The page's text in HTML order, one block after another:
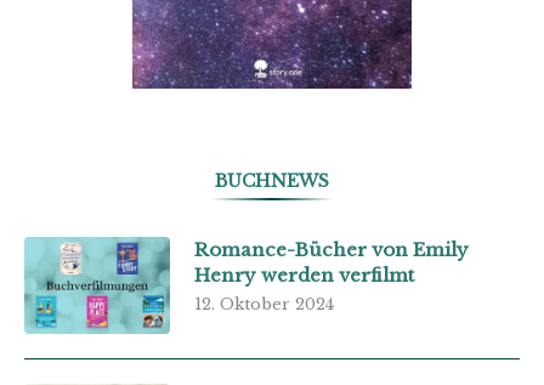
BUCHNEWS
Romance-Bücher von Emily
Henry werden verfilmt
12. Oktober 2024